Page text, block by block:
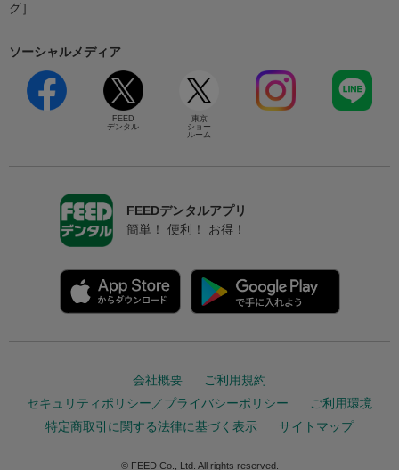
グ］
ソーシャルメディア
FEED
デンタル
東京
ショー
ルーム
FEEDデンタルアプリ
簡単！ 便利！ お得！
会社概要
ご利用規約
セキュリティポリシー／プライバシーポリシー
ご利用環境
特定商取引に関する法律に基づく表示
サイトマップ
© FEED Co., Ltd. All rights reserved.